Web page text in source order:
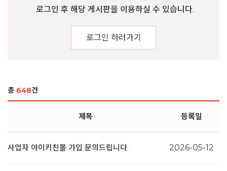
로그인 후 해당 게시판을 이용하실 수 있습니다.
로그인 하러가기
총 648건
제목 등록일
사업자 아이키친몰 가입 문의드립니다. 2026-05-12